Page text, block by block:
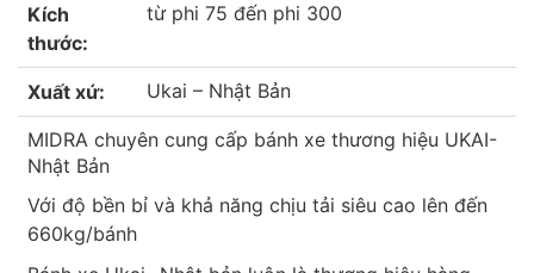
Kích
thước:
từ phi 75 đến phi 300
Xuất xứ: Ukai – Nhật Bản
MIDRA chuyên cung cấp bánh xe thương hiệu UKAI-
Nhật Bản
Với độ bền bỉ và khả năng chịu tải siêu cao lên đến
660kg/bánh